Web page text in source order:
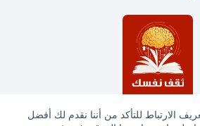
الارتباط للتأكد من أننا نقدم لك أفضل